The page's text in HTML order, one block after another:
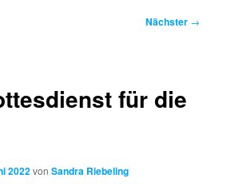
Nächster →
für die
2022vonSandra Riebeling